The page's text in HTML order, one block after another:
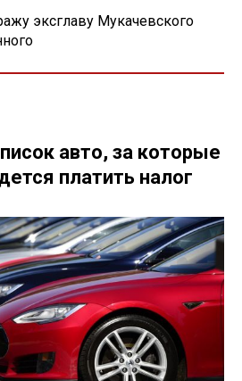
эксглаву Мукачевского
авто, за которые
платить налог